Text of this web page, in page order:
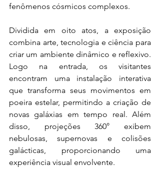
fenômenos cósmicos complexos.
Dividida em oito atos, a exposição
combina arte, tecnologia e ciência para
criar um ambiente dinâmico e reflexivo.
Logo na entrada, os visitantes
encontram uma instalação interativa
que transforma seus movimentos em
poeira estelar, permitindo a criação de
novas galáxias em tempo real. Além
disso, projeções 360° exibem
nebulosas, supernovas e colisões
galácticas, proporcionando uma
experiência visual envolvente.